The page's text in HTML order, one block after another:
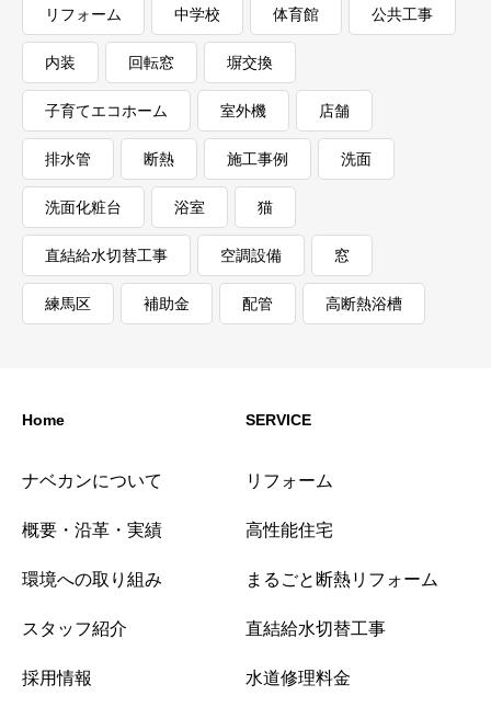
リフォーム 中学校 体育館 公共工事
内装 回転窓 塀交換
子育てエコホーム 室外機 店舗
排水管 断熱 施工事例 洗面
洗面化粧台 浴室 猫
直結給水切替工事 空調設備 窓
練馬区 補助金 配管 高断熱浴槽
Home
ナベカンについて
概要・沿革・実績
環境への取り組み
スタッフ紹介
採用情報
SERVICE
リフォーム
高性能住宅
まるごと断熱リフォーム
直結給水切替工事
水道修理料金